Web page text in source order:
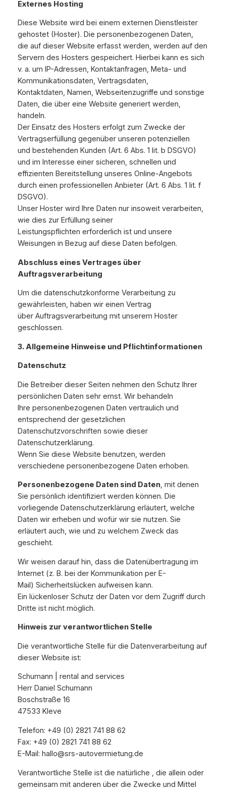
Externes Hosting
Diese Website wird bei einem externen Dienstleister
gehostet (Hoster). Die personenbezogenen Daten,
die auf dieser Website erfasst werden, werden auf den
Servern des Hosters gespeichert. Hierbei kann es sich
v. a. um IP-Adressen, Kontaktanfragen, Meta- und
Kommunikationsdaten, Vertragsdaten,
Kontaktdaten, Namen, Webseitenzugriffe und sonstige
Daten, die über eine Website generiert werden,
handeln.
Der Einsatz des Hosters erfolgt zum Zwecke der
Vertragserfüllung gegenüber unseren potenziellen
und bestehenden Kunden (Art. 6 Abs. 1 lit. b DSGVO)
und im Interesse einer sicheren, schnellen und
effizienten Bereitstellung unseres Online-Angebots
durch einen professionellen Anbieter (Art. 6 Abs. 1 lit. f
DSGVO).
Unser Hoster wird Ihre Daten nur insoweit verarbeiten,
wie dies zur Erfüllung seiner
Leistungspflichten erforderlich ist und unsere
Weisungen in Bezug auf diese Daten befolgen.
Abschluss eines Vertrages über
Auftragsverarbeitung
Um die datenschutzkonforme Verarbeitung zu
gewährleisten, haben wir einen Vertrag
über Auftragsverarbeitung mit unserem Hoster
geschlossen.
3. Allgemeine Hinweise und Pflichtinformationen
Datenschutz
Die Betreiber dieser Seiten nehmen den Schutz Ihrer
persönlichen Daten sehr ernst. Wir behandeln
Ihre personenbezogenen Daten vertraulich und
entsprechend der gesetzlichen
Datenschutzvorschriften sowie dieser
Datenschutzerklärung.
Wenn Sie diese Website benutzen, werden
verschiedene personenbezogene Daten erhoben.
Personenbezogene Daten sind Daten, mit denen
Sie persönlich identifiziert werden können. Die
vorliegende Datenschutzerklärung erläutert, welche
Daten wir erheben und wofür wir sie nutzen. Sie
erläutert auch, wie und zu welchem Zweck das
geschieht.
Wir weisen darauf hin, dass die Datenübertragung im
Internet (z. B. bei der Kommunikation per E-
Mail) Sicherheitslücken aufweisen kann.
Ein lückenloser Schutz der Daten vor dem Zugriff durch
Dritte ist nicht möglich.
Hinweis zur verantwortlichen Stelle
Die verantwortliche Stelle für die Datenverarbeitung auf
dieser Website ist:
Schumann | rental and services
Herr Daniel Schumann
Boschstraße 16
47533 Kleve
Telefon: +49 (0) 2821 741 88 62
Fax: +49 (0) 2821 741 88 62
E-Mail: hallo@srs-autovermietung.de
Verantwortliche Stelle ist die natürliche , die allein oder
gemeinsam mit anderen über die Zwecke und Mittel